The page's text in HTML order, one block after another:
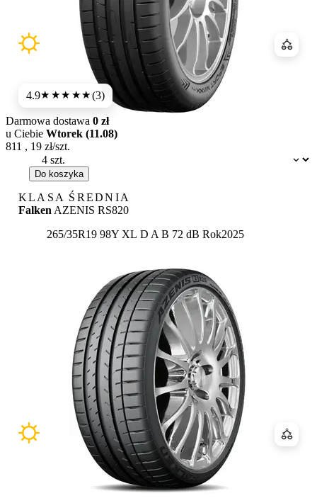
4.9★★★★★(3)
Dostępność:
Darmowa dostawa 0 zł
u Ciebie Wtorek (11.08)
811 , 19 zł/szt.
Do koszyka
KLASA ŚREDNIA
Falken AZENIS RS820
265/35R19 98Y XL Etykieta:
D A B 72 dB Rok2025